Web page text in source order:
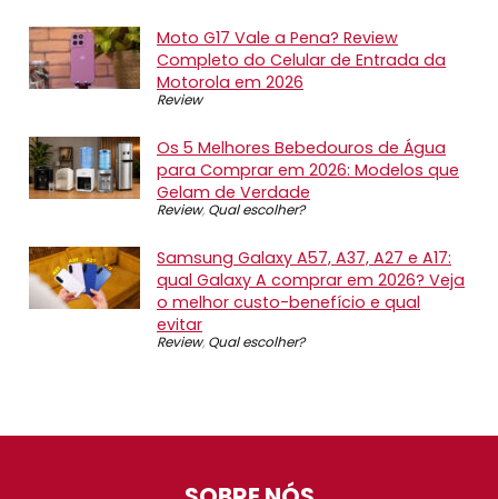
Moto G17 Vale a Pena? Review
Completo do Celular de Entrada da
Motorola em 2026
Review
Os 5 Melhores Bebedouros de Água
para Comprar em 2026: Modelos que
Gelam de Verdade
Review, Qual escolher?
Samsung Galaxy A57, A37, A27 e A17:
qual Galaxy A comprar em 2026? Veja
o melhor custo-benefício e qual
evitar
Review, Qual escolher?